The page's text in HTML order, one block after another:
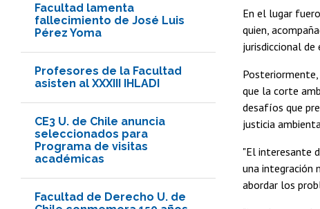
Facultad lamenta
fallecimiento de José Luis
Pérez Yoma
Profesores de la Facultad
asisten al XXXIII IHLADI
CE3 U. de Chile anuncia
seleccionados para
Programa de visitas
académicas
Facultad de Derecho U. de
En el lugar
quien,
jurisdiccional de
que la corte
desafíos que
justicia
"El interesante
una integración
abordar los